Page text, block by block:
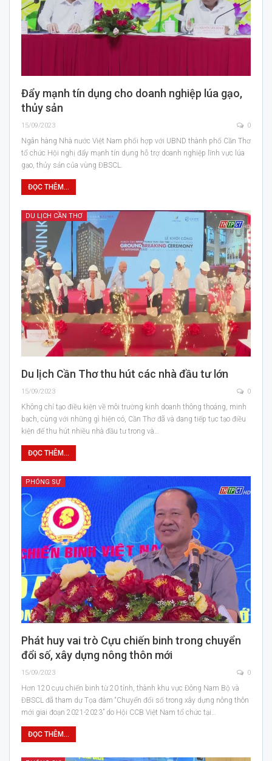
Đẩy mạnh tín dụng cho doanh nghiệp lúa gạo,
thủy sản
15/09/2023 0
Ngân hàng Nhà nước Việt Nam phối hợp với UBND thành phố Cần Thơ
tổ chức Hội nghị đẩy mạnh tín dụng hỗ trợ doanh nghiệp lĩnh vực lúa
gạo, thủy sản của vùng ĐBSCL.
ĐỌC THÊM...
DU LỊCH CẦN THƠ
Du lịch Cần Thơ thu hút các nhà đầu tư lớn
15/09/2023 0
Không chỉ tạo điều kiện về môi trường kinh doanh thông thoáng, minh
bạch, cùng với những gì hiện có, Cần Thơ đã và đang tiếp tục tạo điều
kiện để thu hút nhiều nhà đầu tư trong và…
ĐỌC THÊM...
PHÓNG SỰ
Phát huy vai trò Cựu chiến binh trong chuyển
đổi số, xây dựng nông thôn mới
15/09/2023 0
Hơn 120 cựu chiến binh từ 20 tỉnh, thành khu vực Đông Nam Bộ và
ĐBSCL đã tham dự Tọa đàm “Chuyển đổi số trong xây dựng nông thôn
mới giai đoạn 2021-2023” do Hội CCB Việt Nam tổ chức tại…
ĐỌC THÊM...